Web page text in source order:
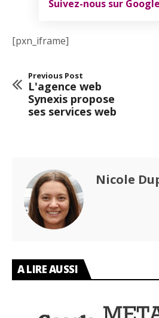
Suivez-nous sur
[pxn_iframe]
Previous Post
L'agence web
Synexis propose
ses services web
Nicole
A LIRE AUSSI